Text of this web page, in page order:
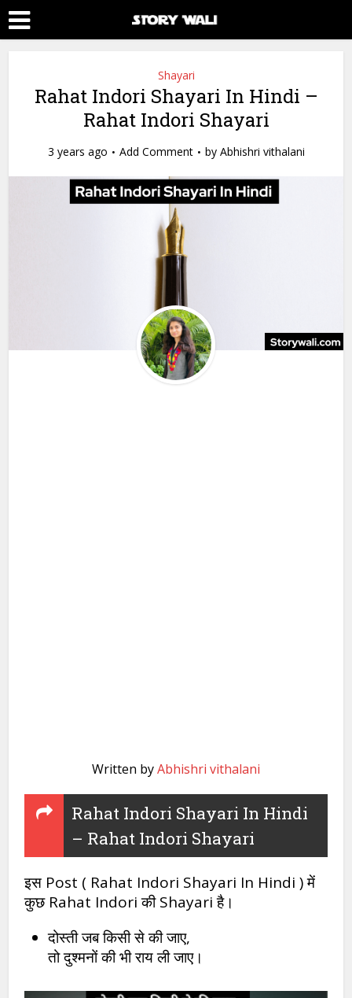
Shayari
Rahat Indori Shayari In Hindi –
Rahat Indori Shayari
3 years ago Add Comment by Abhishri vithalani
Written byAbhishri vithalani
Rahat Indori Shayari In Hindi
– Rahat Indori Shayari
इस Post ( Rahat Indori Shayari In Hindi ) में
कुछ Rahat Indori की Shayari है।
दोस्ती जब किसी से की जाए,
तो दुश्मनों की भी राय ली जाए।